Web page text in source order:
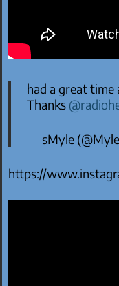
had a great time
Thanks
— sMyle
https://